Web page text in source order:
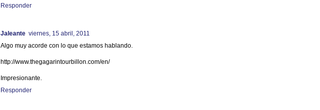
Responder
Jaleante viernes, 15 abril, 2011
Algo muy acorde con lo que estamos hablando.
http://www.thegagarintourbillon.com/en/
Impresionante.
Responder